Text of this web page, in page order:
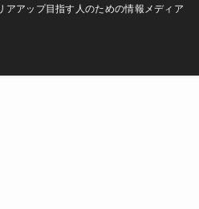
アアップ目指す人のための情報メディア